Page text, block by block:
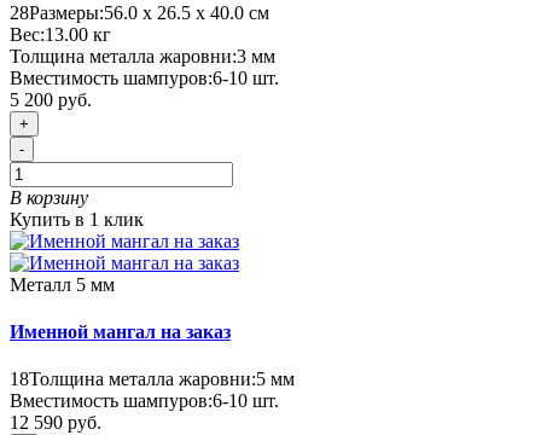
28Размеры:56.0 х 26.5 х 40.0 см
Вес:13.00 кг
Толщина металла жаровни:3 мм
Вместимость шампуров:6-10 шт.
5 200 руб.
+
-
В корзину
Купить в 1 клик
Металл 5 мм
Именной мангал на заказ
18Толщина металла жаровни:5 мм
Вместимость шампуров:6-10 шт.
12 590 руб.